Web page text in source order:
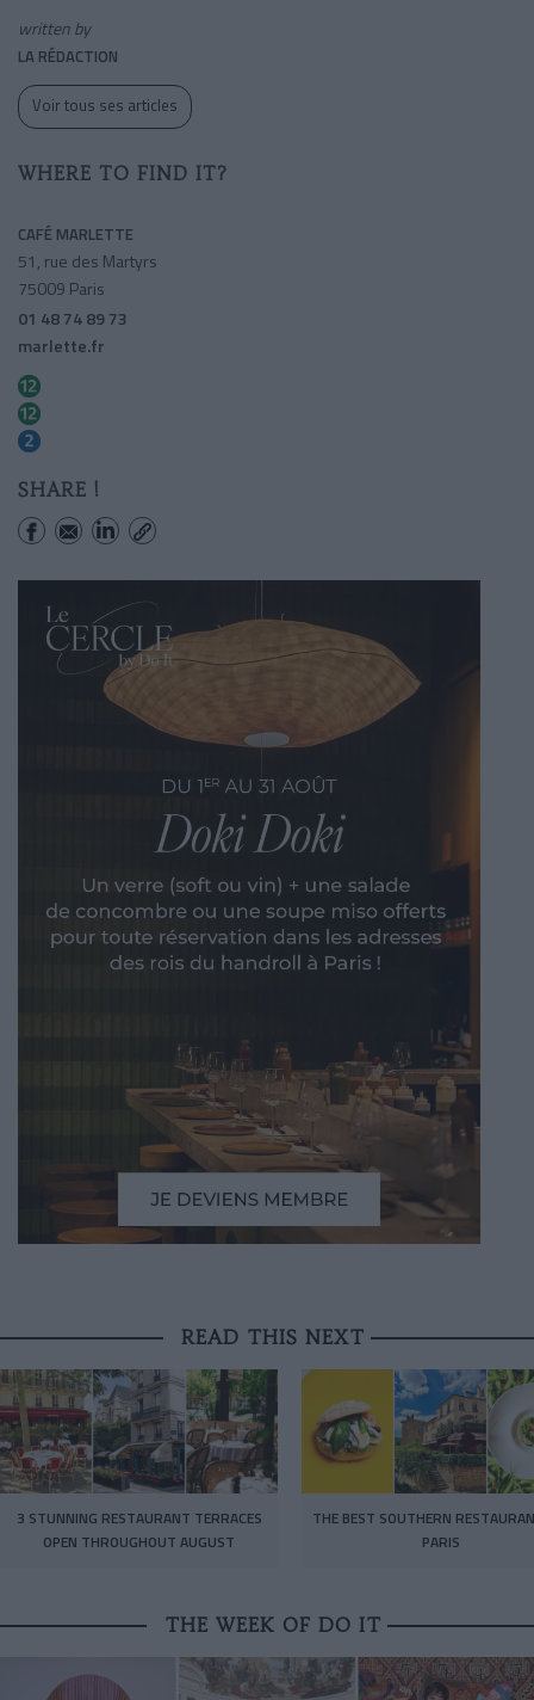
written by
LA RÉDACTION
Voir tous ses articles
WHERE TO FIND IT?
CAFÉ MARLETTE
51, rue des Martyrs
75009 Paris
01 48 74 89 73
marlette.fr
SHARE !
READ THIS NEXT
3 STUNNING RESTAURANT TERRACES
OPEN THROUGHOUT AUGUST
THE BEST SOUTHERN
PARIS
THE WEEK OF DO IT